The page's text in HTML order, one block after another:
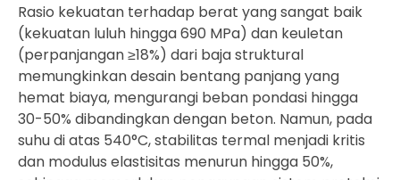
Rasio kekuatan terhadap berat yang sangat baik
(kekuatan luluh hingga 690 MPa) dan keuletan
(perpanjangan ≥18%) dari baja struktural
memungkinkan desain bentang panjang yang
hemat biaya, mengurangi beban pondasi hingga
30-50% dibandingkan dengan beton. Namun, pada
suhu di atas 540°C, stabilitas termal menjadi kritis
dan modulus elastisitas menurun hingga 50%,